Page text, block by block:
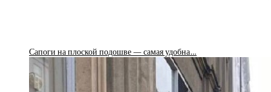
Сапоги на плоской подошве — самая удобна…